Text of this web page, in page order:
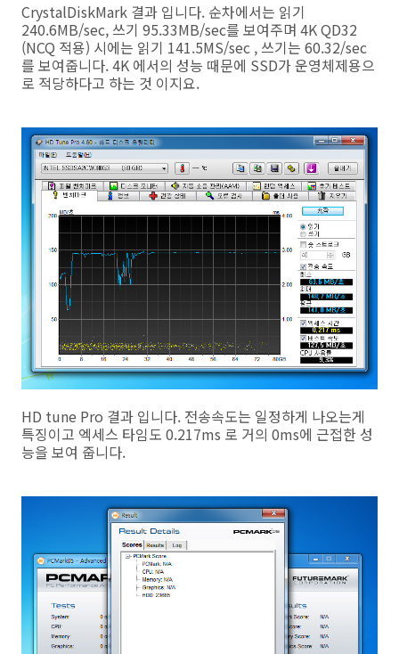
CrystalDiskMark 결과 입니다. 순차에서는 읽기
240.6MB/sec, 쓰기 95.33MB/sec를 보여주며 4K QD32
(NCQ 적용) 시에는 읽기 141.5MS/sec , 쓰기는 60.32/sec
를 보여줍니다. 4K 에서의 성능 때문에 SSD가 운영체제용으
로 적당하다고 하는 것 이지요.
HD tune Pro 결과 입니다. 전송속도는 일정하게 나오는게
특징이고 엑세스 타임도 0.217ms 로 거의 0ms에 근접한 성
능을 보여 줍니다.